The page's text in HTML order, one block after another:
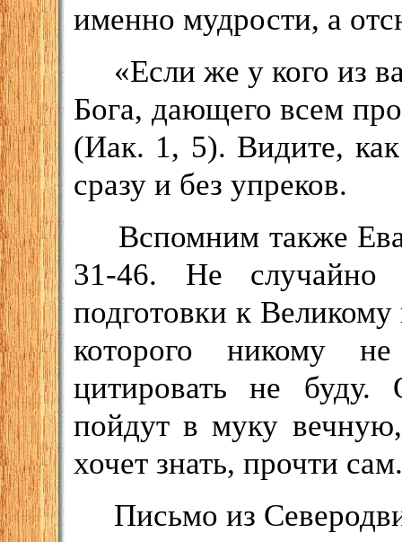
именно мудрости, а
«Если же у кого из
Бога, дающего всем
(Иак. 1, 5). Видите, как
сразу и без упреков.
Вспомним также
31-46. Не случайно
подготовки к
которого никому
цитировать не буду.
пойдут в муку
хочет знать, прочти сам.
Письмо из